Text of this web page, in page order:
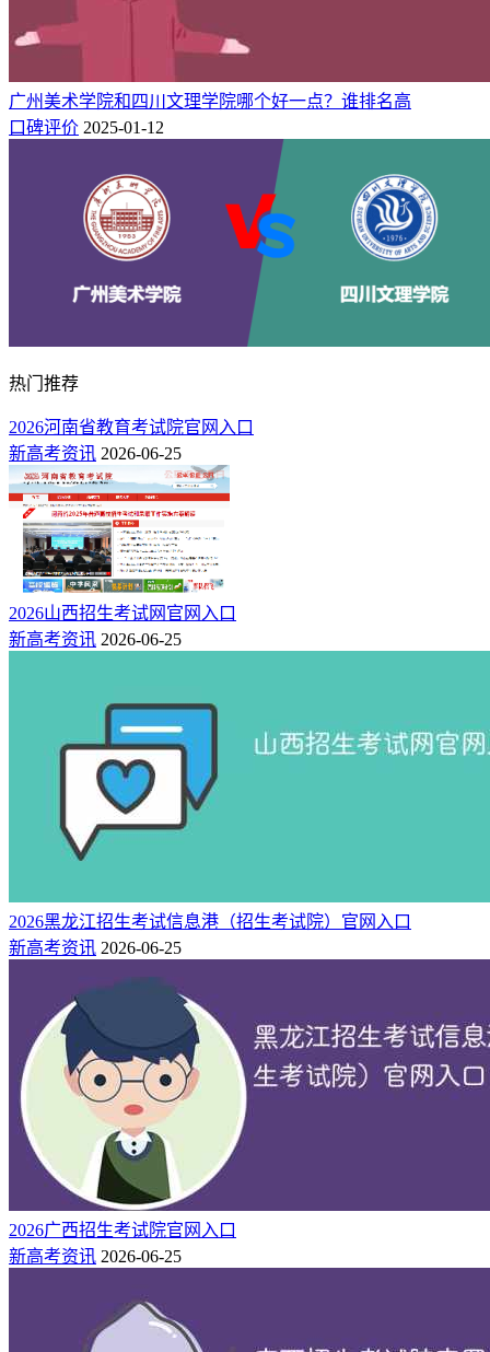
https://mp.weixin.qq.com/s/0wLZIGmIQTRfoRYbaAisqQ
链接到浏览器即可打开）
成都中医药大学
转专业工作在大学一年级进行，原则上每年5月举行考核，具
体时间由学校提前公布。学生在校期间只有一次申请转专业的
机会，且只能申请一个专业。获准转入新专业的学生，须降级
从一年级开始修读。原专业修读的时间，计入学业修读总时
间。转专业考核方式为笔试，科目包含拟转入专业的基础课程
和专业课程，共计2门。
原文链接：
https://www.cdutcm.edu.cn/jwc/glwj/xxglgd/content_73084
注：以上部分政策整理自高校2022年转专业相关规定，具体情
况请以学校最新公布为准。
相关推荐：
高三必看，2024高考，全年重要事项早提示
20种高中选科组合超全解析！各种注意点一目了然！！
这30所“学院”将更名为“大学”！24届考生特别关注！
广州美术学院和四川文理学院哪个好一点？谁排名高
口碑评价 2025-01-12
热门推荐
2026河南省教育考试院官网入口
新高考资讯 2026-06-25
2026山西招生考试网官网入口
新高考资讯 2026-06-25
2026黑龙江招生考试信息港（招生考试院）官网入口
新高考资讯 2026-06-25
2026广西招生考试院官网入口
新高考资讯 2026-06-25